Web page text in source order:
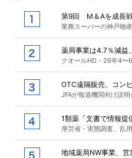
第9回 M＆Aを成長戦
業務スーパーの神戸物
薬局事業は4.7％減益
クオールHD・26年4〜
OTC遠隔販売、コン
JFAが報道機関向け説明
1類薬「文書で情報提
厚労省・実態調査、乱
地域薬局NW事業、営